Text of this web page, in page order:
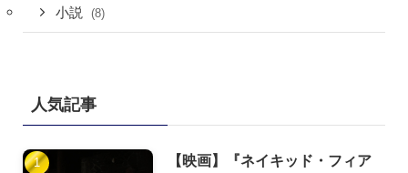
小説 (8)
人気記事
【映画】『ネイキッド・フィア